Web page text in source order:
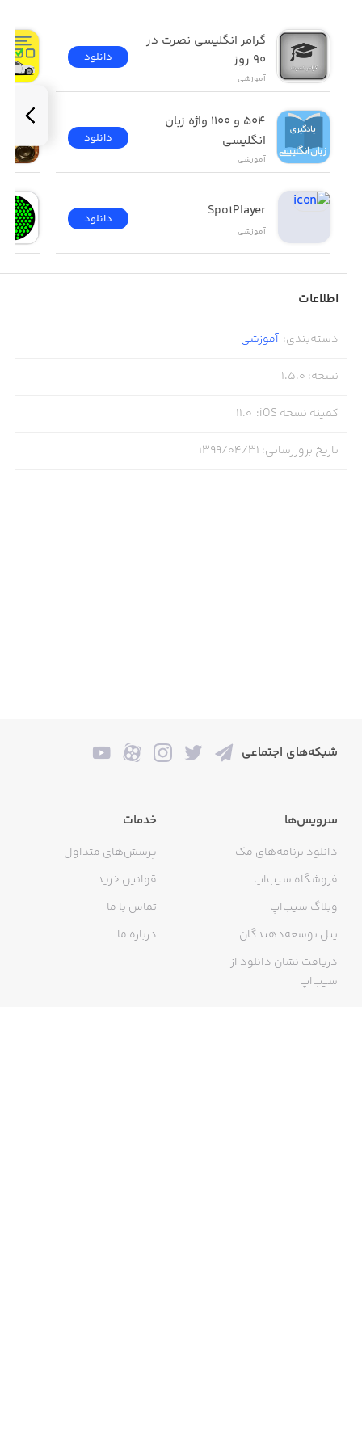
٩٠ روز
آموزشی
دانلود
انگلیسی
آموزشی
دانلود
SpotPlayer
آموزشی
دانلود
اطلاعات
دسته‌بندی: آموزشی
نسخه:
1.5.0
کمینه نسخه iOS :
11.0
تاریخ بروزرسانی: ۱۳۹۹/۰۴/۳۱
شبکه‌های اجتماعی
سرویس‌ها
دانلود برنامه‌های مک
فروشگاه سیب‌اپ
وبلاگ سیب‌اپ
پنل توسعه‌دهندگان
دریافت نشان دانلود از
سیب‌اپ
خدمات
پرسش‌های متداول
قوانین خرید
تماس با ما
درباره ما